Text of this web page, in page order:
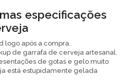
especificações
logo após a compra.
de garrafa de cerveja artesanal.
de gotas e gelo muito
está estupidamente gelada